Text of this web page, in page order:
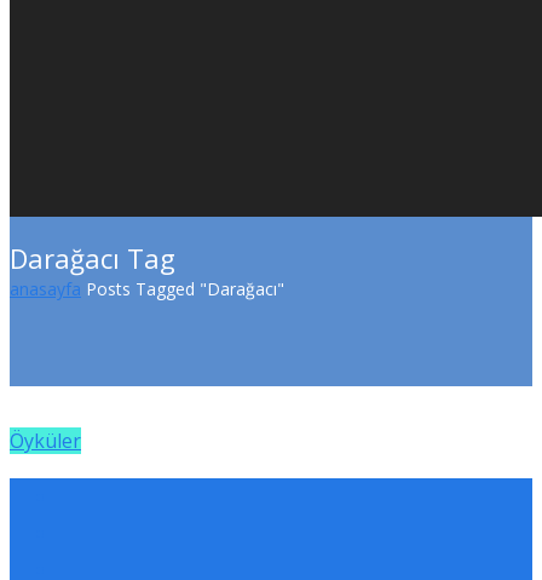
Darağacı Tag
anasayfa Posts Tagged "Darağacı"
Öyküler